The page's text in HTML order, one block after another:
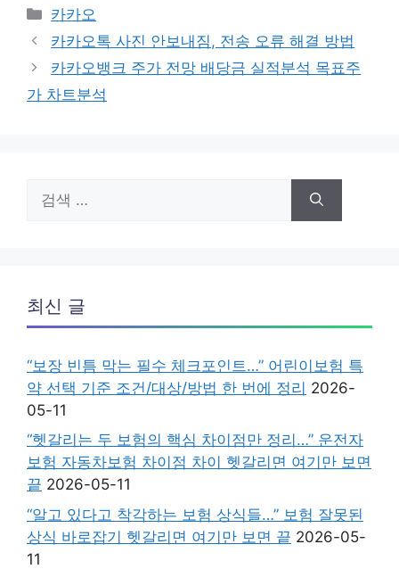
카
테
고
리
카카오
카카오톡 사진 안보내짐, 전송 오류 해결 방법
카카오뱅크 주가 전망 배당금 실적분석 목표주
가 차트분석
색:
최신 글
“보장 빈틈 막는 필수 체크포인트…” 어린이보험 특
약 선택 기준 조건/대상/방법 한 번에 정리 2026-
05-11
“헷갈리는 두 보험의 핵심 차이점만 정리…” 운전자
보험 자동차보험 차이점 차이 헷갈리면 여기만 보면
끝 2026-05-11
“알고 있다고 착각하는 보험 상식들…” 보험 잘못된
상식 바로잡기 헷갈리면 여기만 보면 끝 2026-05-
11